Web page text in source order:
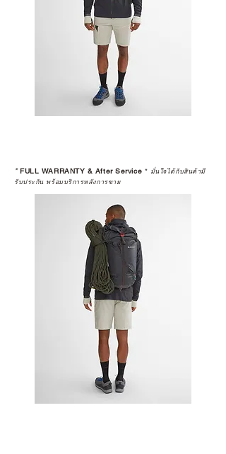
*FULL WARRANTY & After Service * มั่นใจได้กับสินค้ามี
รับประกัน พร้อมบริการหลังการขาย